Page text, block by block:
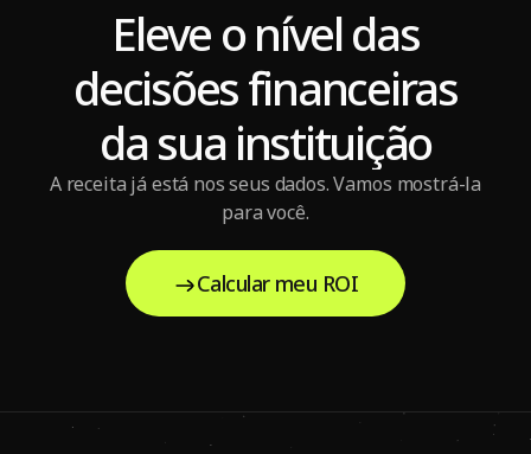
Eleve o nível das
decisões financeiras
da sua instituição
A receita já está nos seus dados. Vamos mostrá-la
para você.
Calcular meu ROI